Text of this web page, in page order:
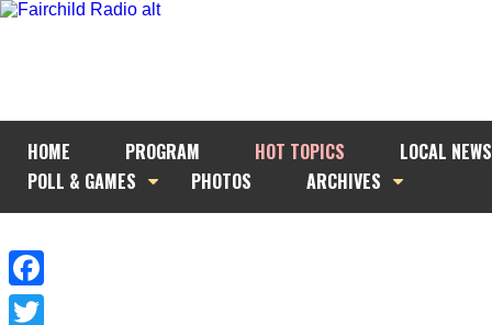
HOME PROGRAM HOT TOPICS
LOCAL NEWS
POLL & GAMES
PHOTOS ARCHIVES
Facebook